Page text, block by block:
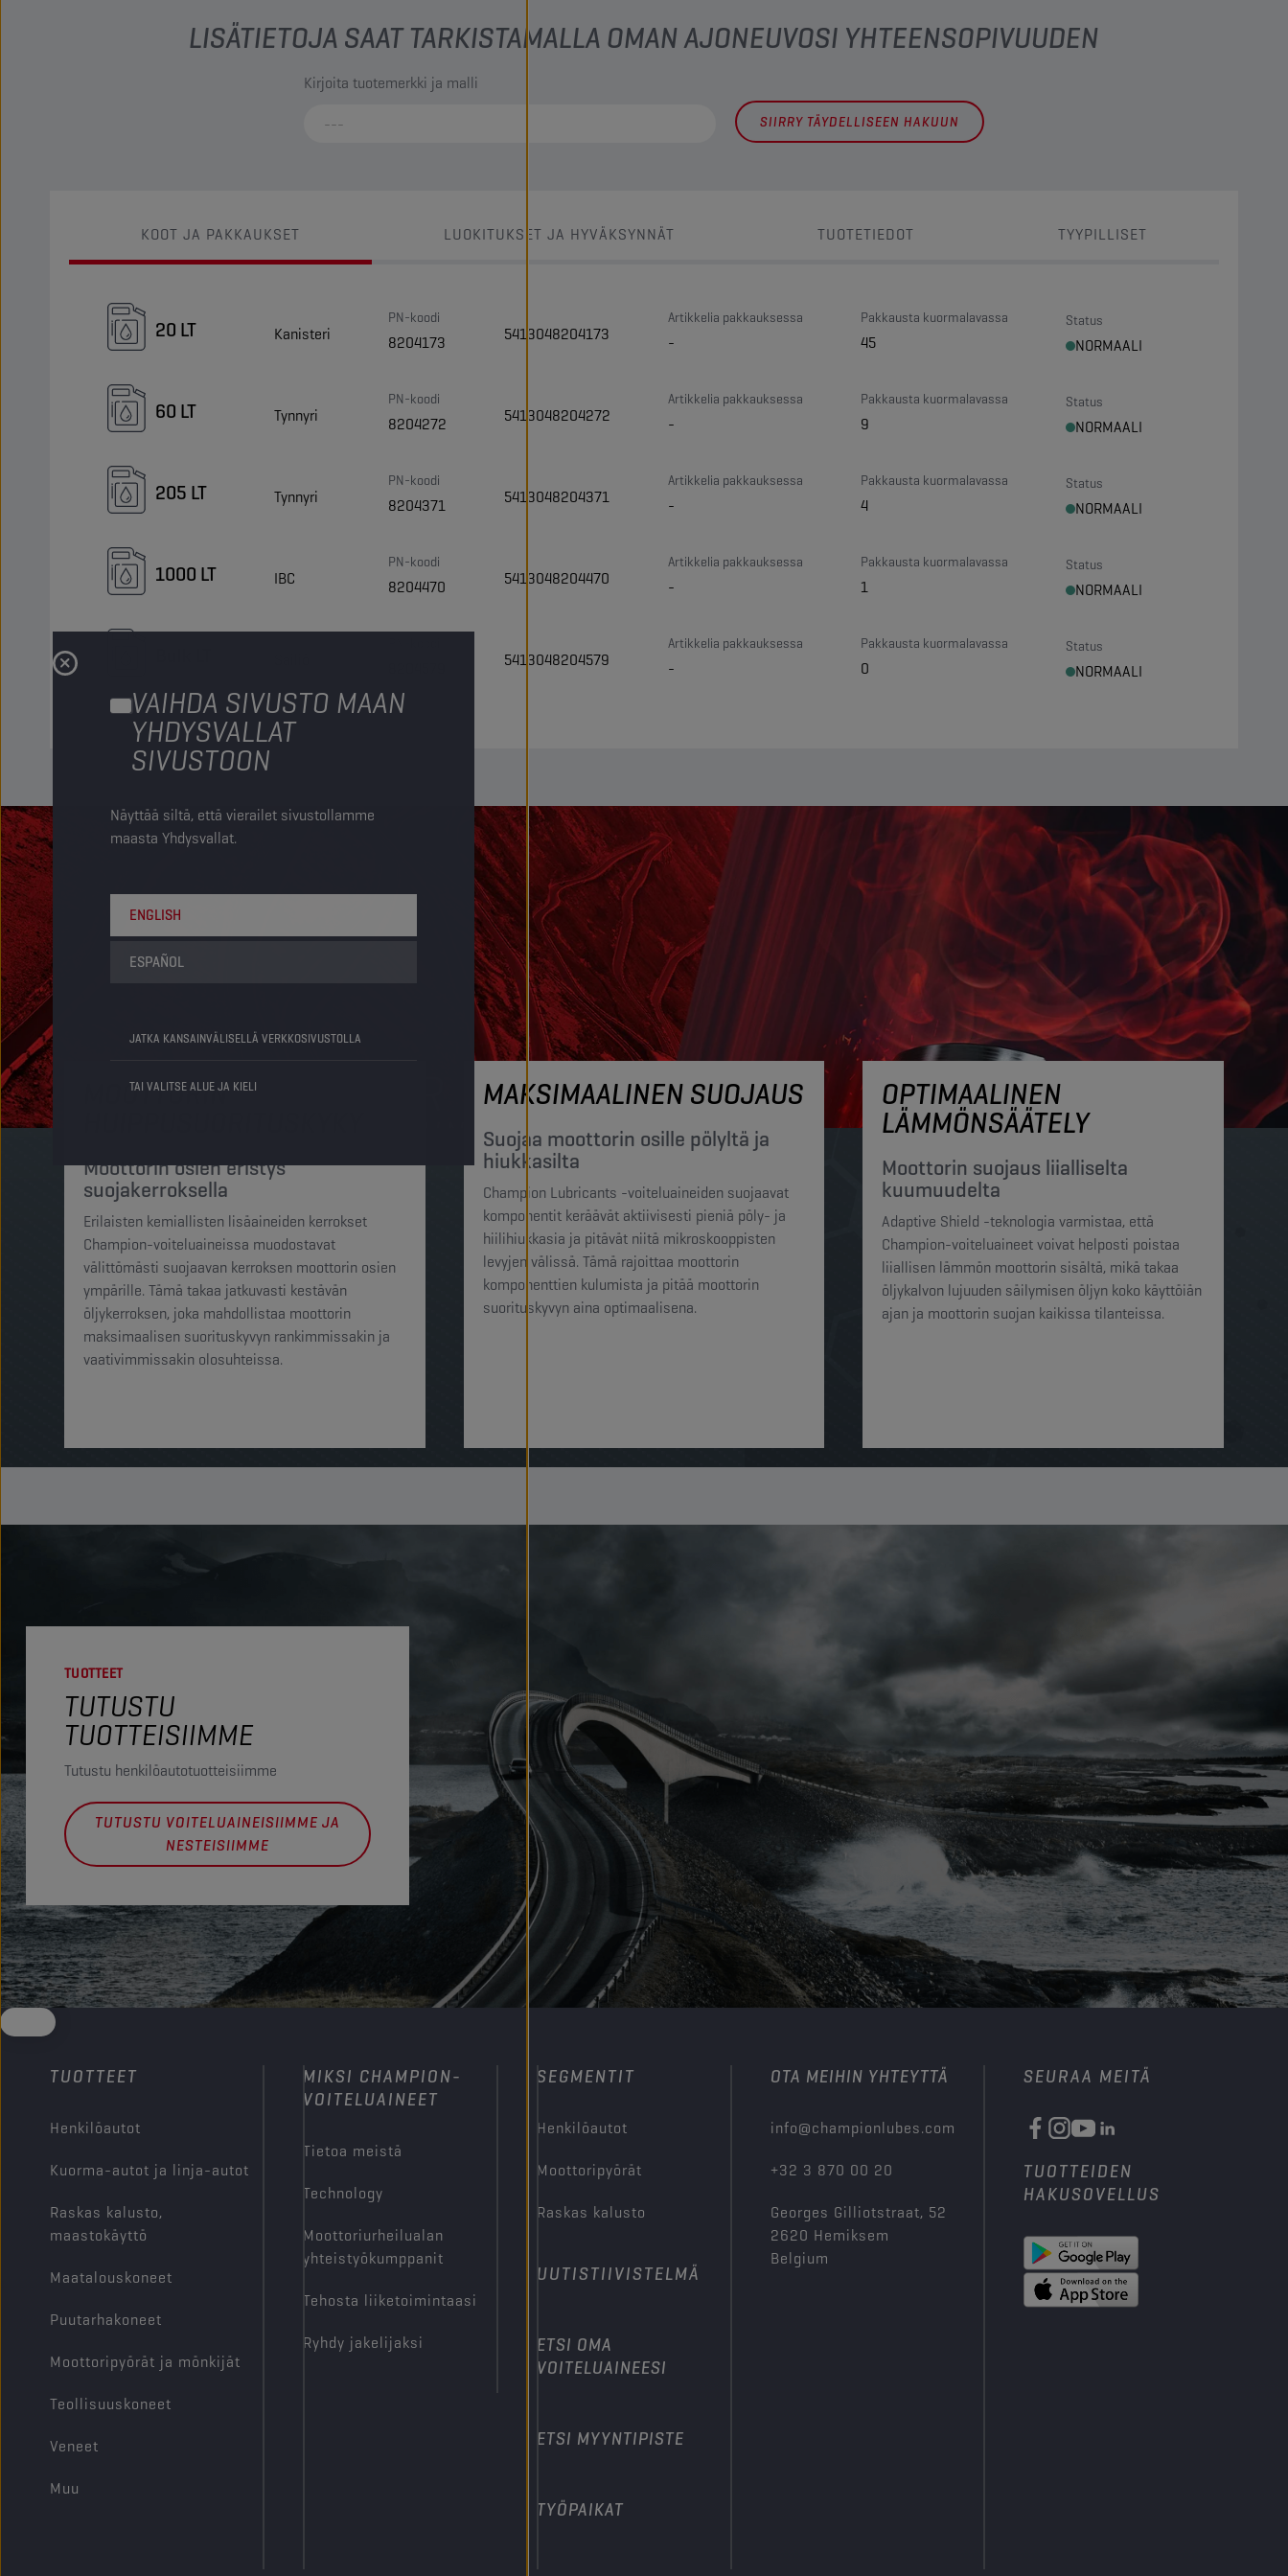
VAIHDA SIVUSTO MAAN
YHDYSVALLAT
SIVUSTOON
Näyttää siltä, että vierailet sivustollamme
maasta Yhdysvallat.
ENGLISH
ESPAÑOL
JATKA KANSAINVÄLISELLÄ VERKKOSIVUSTOLLA
TAI VALITSE ALUE JA KIELI
LISÄTIETOJA SAAT TARKISTAMALLA OMAN AJONEUVOSI YHTEENSOPIVUUDEN
Kirjoita tuotemerkki ja malli
SIIRRY TÄYDELLISEEN HAKUUN
KOOT JA PAKKAUKSET LUOKITUKSET JA HYVÄKSYNNÄT TUOTETIEDOT TYYPILLISET
20 LT Kanisteri
PN-koodi
8204173 5413048204173
Artikkelia pakkauksessa
-
Pakkausta kuormalavassa
45
Status
NORMAALI
60 LT Tynnyri
PN-koodi
8204272 5413048204272
Artikkelia pakkauksessa
-
Pakkausta kuormalavassa
9
Status
NORMAALI
205 LT Tynnyri
PN-koodi
8204371 5413048204371
Artikkelia pakkauksessa
-
Pakkausta kuormalavassa
4
Status
NORMAALI
1000 LT IBC
PN-koodi
8204470 5413048204470
Artikkelia pakkauksessa
-
Pakkausta kuormalavassa
1
Status
NORMAALI
5413048204579
Artikkelia pakkauksessa
-
Pakkausta kuormalavassa
0
Status
NORMAALI
MOOTTORIN
Moottorin osien eristys
suojakerroksella
Erilaisten kemiallisten lisäaineiden kerrokset
Champion-voiteluaineissa muodostavat
välittömästi suojaavan kerroksen moottorin osien
ympärille. Tämä takaa jatkuvasti kestävän
öljykerroksen, joka mahdollistaa moottorin
maksimaalisen suorituskyvyn rankimmissakin ja
vaativimmissakin olosuhteissa.
MAKSIMAALINEN SUOJAUS
Suojaa moottorin osille pölyltä ja
hiukkasilta
Champion Lubricants -voiteluaineiden suojaavat
komponentit keräävät aktiivisesti pieniä pöly- ja
hiilihiukkasia ja pitävät niitä mikroskooppisten
levyjen välissä. Tämä rajoittaa moottorin
komponenttien kulumista ja pitää moottorin
suorituskyvyn aina optimaalisena.
OPTIMAALINEN
LÄMMÖNSÄÄTELY
Moottorin suojaus liialliselta
kuumuudelta​​
Adaptive Shield -teknologia varmistaa, että
Champion-voiteluaineet voivat helposti poistaa
liiallisen lämmön moottorin sisältä, mikä takaa
öljykalvon lujuuden säilymisen öljyn koko käyttöiän
ajan ja moottorin suojan kaikissa tilanteissa.
TUOTTEET
TUTUSTU
TUOTTEISIIMME
Tutustu henkilöautotuotteisiimme
TUTUSTU VOITELUAINEISIIMME JA
NESTEISIIMME
TUOTTEET
Henkilöautot
Kuorma-autot ja linja-autot
Raskas kalusto,
maastokäyttö
Maatalouskoneet
Puutarhakoneet
Moottoripyörät ja mönkijät
Teollisuuskoneet
Veneet
Muu
MIKSI CHAMPION-
VOITELUAINEET
Tietoa meistä
Technology
Moottoriurheilualan
yhteistyökumppanit
Tehosta liiketoimintaasi
Ryhdy jakelijaksi
SEGMENTIT
Henkilöautot
Moottoripyörät
Raskas kalusto
UUTISTIIVISTELMÄ
ETSI OMA
VOITELUAINEESI
ETSI MYYNTIPISTE
TYÖPAIKAT
OTA MEIHIN YHTEYTTÄ
info@championlubes.com
+32 3 870 00 20
Georges Gilliotstraat, 52
2620 Hemiksem
Belgium
SEURAA MEITÄ
TUOTTEIDEN
HAKUSOVELLUS